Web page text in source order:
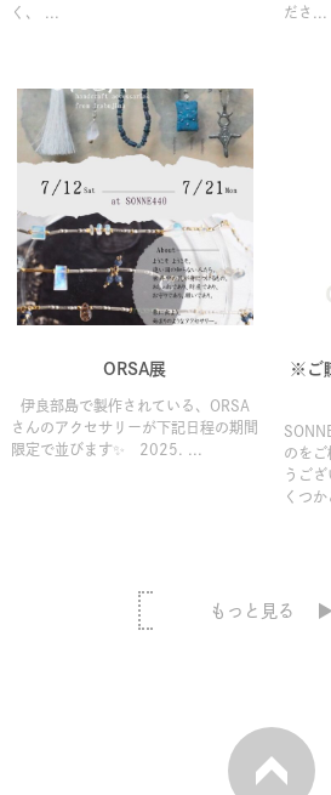
く、 ...
ださ...
ORSA展
伊良部島で製作されている、ORSA
さんのアクセサリーが下記日程の期間
限定で並びます✨ 2025. ...
※ご
のをご
うご
くつか
もっと見る